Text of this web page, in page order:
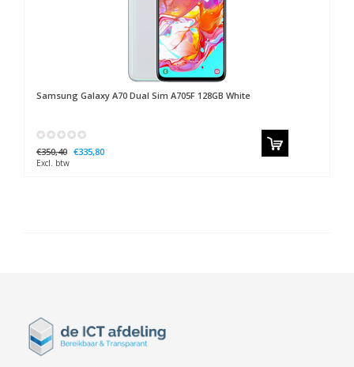
Samsung Galaxy A70 Dual Sim A705F 128GB White
€350,40 €335,80
Excl. btw